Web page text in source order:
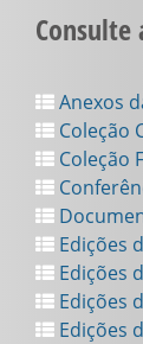
Consulte
Anexos
Coleção
Coleção
Edições
Edições
Edições
Edições